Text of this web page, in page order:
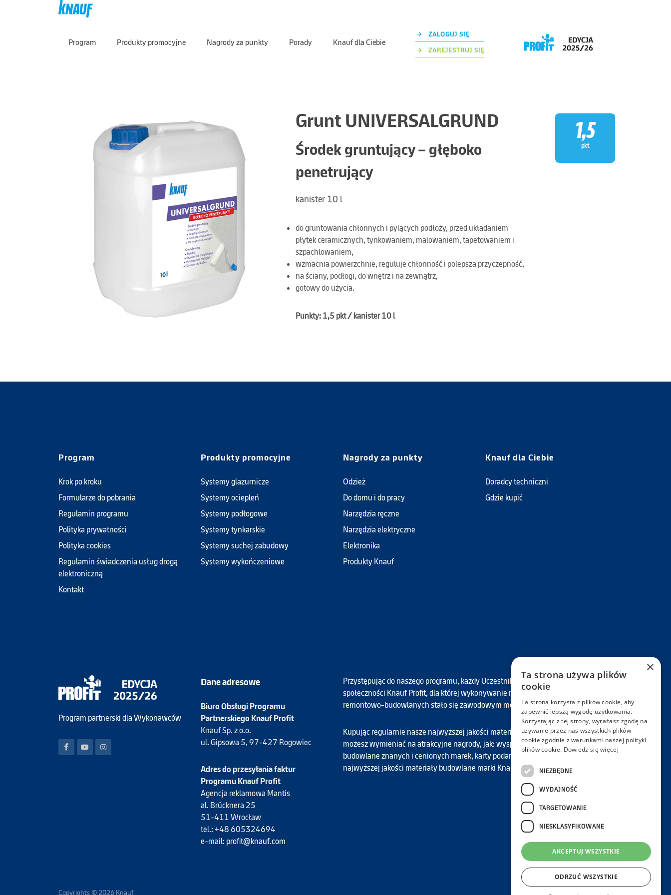
Program Produkty promocyjne Nagrody za punkty Porady Knauf dla Ciebie
ZALOGUJ SIĘ
ZAREJESTRUJ SIĘ
1,5
pkt
Grunt UNIVERSALGRUND
Środek gruntujący – głęboko
penetrujący
kanister 10 l
do gruntowania chłonnych i pylących podłoży, przed układaniem
płytek ceramicznych, tynkowaniem, malowaniem, tapetowaniem i
szpachlowaniem,
wzmacnia powierzchnie, reguluje chłonność i polepsza przyczepność,
na ściany, podłogi, do wnętrz i na zewnątrz,
gotowy do użycia.
Punkty: 1,5 pkt / kanister 10 l
Program
Krok po kroku
Formularze do pobrania
Regulamin programu
Polityka prywatności
Polityka cookies
Regulamin świadczenia usług drogą
elektroniczną
Kontakt
Produkty promocyjne
Systemy glazurnicze
Systemy ociepleń
Systemy podłogowe
Systemy tynkarskie
Systemy suchej zabudowy
Systemy wykończeniowe
Nagrody za punkty
Odzież
Do domu i do pracy
Narzędzia ręczne
Narzędzia elektryczne
Elektronika
Produkty Knauf
Knauf dla Ciebie
Doradcy techniczni
Gdzie kupić
Program partnerski dla Wykonawców
Dane adresowe
Biuro Obsługi Programu
Partnerskiego Knauf Profit
Knauf Sp. z o.o.
ul. Gipsowa 5, 97-427 Rogowiec
Adres do przesyłania faktur
Programu Knauf Profit
Agencja reklamowa Mantis
al. Brücknera 25
51-411 Wrocław
tel.: +48 605324694
e-mail: profit@knauf.com
Przystępując do naszego programu, każdy Uczestnik staje się częścią wielkiej
społeczności Knauf Profit, dla której wykonywanie najwyższej jakości prac
remontowo-budowlanych stało się zawodowym motto.
Kupując regularnie nasze najwyższej jakości materiały, gromadzisz punkty, które
możesz wymieniać na atrakcyjne nagrody, jak: wyspecjalizowane narzędzia
budowlane znanych i cenionych marek, karty podarunkowe do sklepów oraz
najwyższej jakości materiały budowlane marki Knauf.
Copyrights © 2026 Knauf
×
Ta strona używa plików
cookie
Ta strona korzysta z plików cookie, aby
zapewnić lepszą wygodę użytkowania.
Korzystając z tej strony, wyrażasz zgodę na
używanie przez nas wszystkich plików
cookie zgodnie z warunkami naszej polityki
plików cookie. Dowiedz się więcej
NIEZBĘDNE
WYDAJNOŚĆ
TARGETOWANIE
NIESKLASYFIKOWANE
AKCEPTUJ WSZYSTKIE
ODRZUĆ WSZYSTKIE